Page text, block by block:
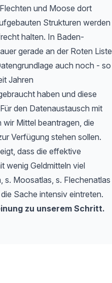
und Moose dort
Strukturen werden
halten. In Baden-
gerade an der Roten Liste
auch noch - so
Jahren
haben und diese
den Datenaustausch mit
Mittel beantragen, die
Verfügung stehen sollen.
dass die effektive
wenig Geldmitteln viel
s. Moosatlas, s. Flechenatlas
Sache intensiv eintreten.
zu unserem Schritt.